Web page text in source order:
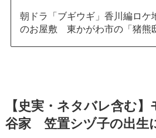
朝ドラ「ブギウギ」香川編ロケ
のお屋敷 東かがわ市の「猪熊
【史実・ネタバレ含む
谷家 笠置シヅ子の出生